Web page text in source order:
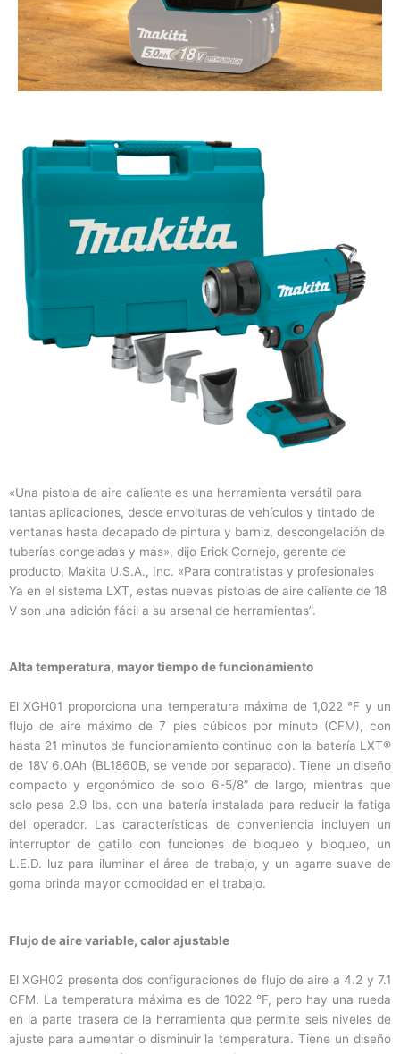
«Una pistola de aire caliente es una herramienta versátil para
tantas aplicaciones, desde envolturas de vehículos y tintado de
ventanas hasta decapado de pintura y barniz, descongelación de
tuberías congeladas y más», dijo Erick Cornejo, gerente de
producto, Makita U.S.A., Inc. «Para contratistas y profesionales
Ya en el sistema LXT, estas nuevas pistolas de aire caliente de 18
V son una adición fácil a su arsenal de herramientas”.
Alta temperatura, mayor tiempo de funcionamiento
El XGH01 proporciona una temperatura máxima de 1,022 °F y un
flujo de aire máximo de 7 pies cúbicos por minuto (CFM), con
hasta 21 minutos de funcionamiento continuo con la batería LXT®
de 18V 6.0Ah (BL1860B, se vende por separado). Tiene un diseño
compacto y ergonómico de solo 6-5/8” de largo, mientras que
solo pesa 2.9 lbs. con una batería instalada para reducir la fatiga
del operador. Las características de conveniencia incluyen un
interruptor de gatillo con funciones de bloqueo y bloqueo, un
L.E.D. luz para iluminar el área de trabajo, y un agarre suave de
goma brinda mayor comodidad en el trabajo.
Flujo de aire variable, calor ajustable
El XGH02 presenta dos configuraciones de flujo de aire a 4.2 y 7.1
CFM. La temperatura máxima es de 1022 °F, pero hay una rueda
en la parte trasera de la herramienta que permite seis niveles de
ajuste para aumentar o disminuir la temperatura. Tiene un diseño